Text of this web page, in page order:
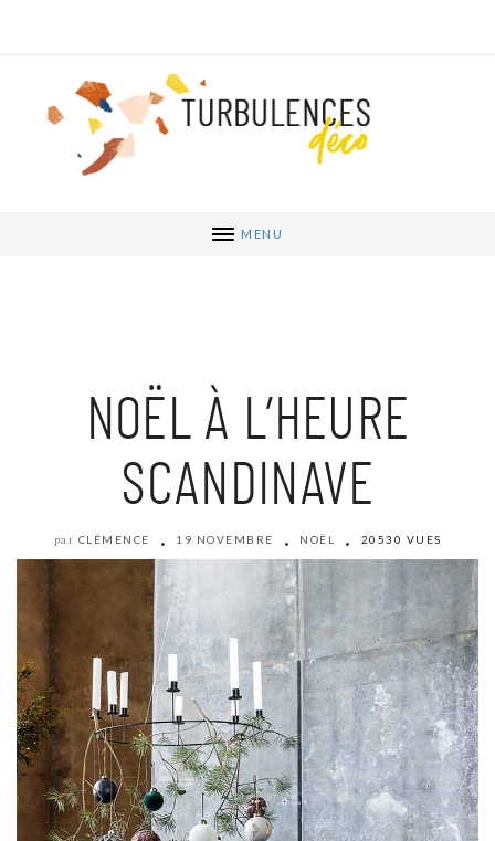
MENU
NOËL À L’HEURE
SCANDINAVE
par CLÉMENCE 19 NOVEMBRE NOËL 20530 VUES